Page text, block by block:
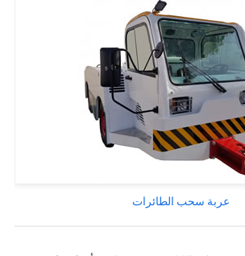
عربة سحب الطائرات